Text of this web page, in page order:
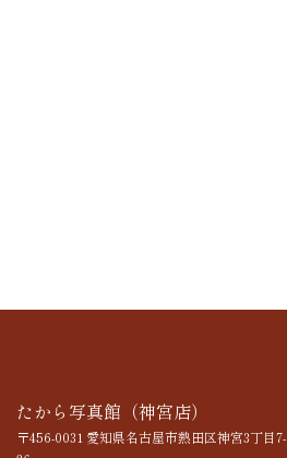
たから写真館（神宮店）
〒456-0031 愛知県名古屋市熱田区神宮3丁目7-